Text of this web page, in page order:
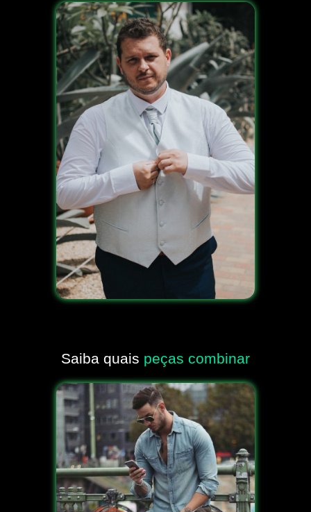
Saiba quais peças combinar